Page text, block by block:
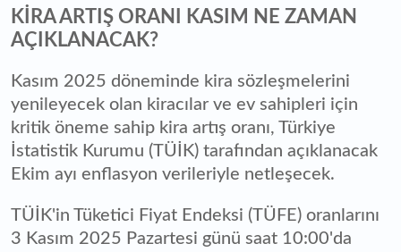
KİRA ARTIŞ ORANI KASIM NE ZAMAN
AÇIKLANACAK?
Kasım 2025 döneminde kira sözleşmelerini
yenileyecek olan kiracılar ve ev sahipleri için
kritik öneme sahip kira artış oranı, Türkiye
İstatistik Kurumu (TÜİK) tarafından açıklanacak
Ekim ayı enflasyon verileriyle netleşecek.
TÜİK'in Tüketici Fiyat Endeksi (TÜFE) oranlarını
3 Kasım 2025 Pazartesi günü saat 10:00'da